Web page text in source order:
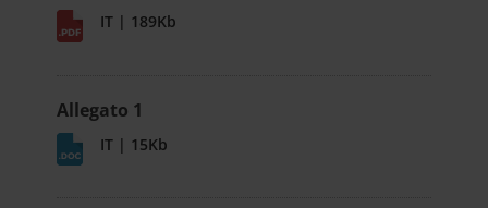
IT | 189Kb
Allegato 1
IT | 15Kb